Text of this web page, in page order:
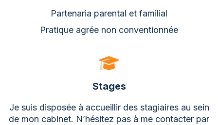
Partenaria parental et familial
Pratique agrée non conventionnée
Stages
Je suis disposée à accueillir des stagiaires au sein
de mon cabinet. N’hésitez pas à me contacter par